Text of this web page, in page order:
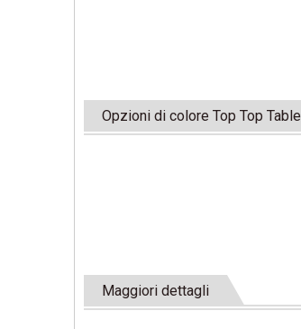
Opzioni di colore Top Top Table
Maggiori dettagli